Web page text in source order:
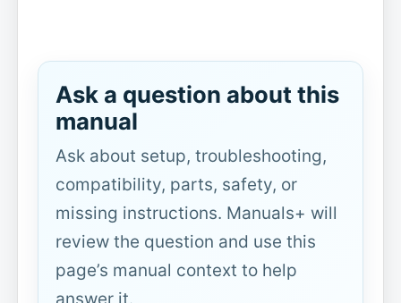
Ask a question about this
manual
Ask about setup, troubleshooting,
compatibility, parts, safety, or
missing instructions. Manuals+ will
review the question and use this
page’s manual context to help
answer it.